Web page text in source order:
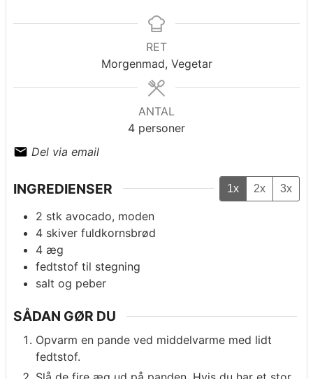
RET
Morgenmad, Vegetar
ANTAL
4 personer
Del via email
INGREDIENSER 1x 2x 3x
2 stk avocado, moden
4 skiver fuldkornsbrød
4 æg
fedtstof til stegning
salt og peber
SÅDAN GØR DU
Opvarm en pande ved middelvarme med lidt
fedtstof.